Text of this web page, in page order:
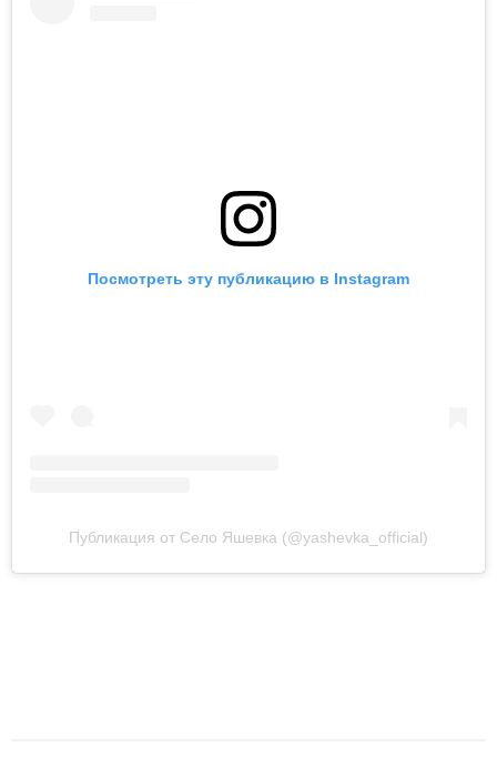
Посмотреть эту публикацию в Instagram
Публикация от Село Яшевка (@yashevka_official)